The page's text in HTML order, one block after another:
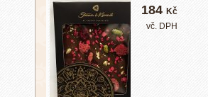
184 Kč
vč. DPH